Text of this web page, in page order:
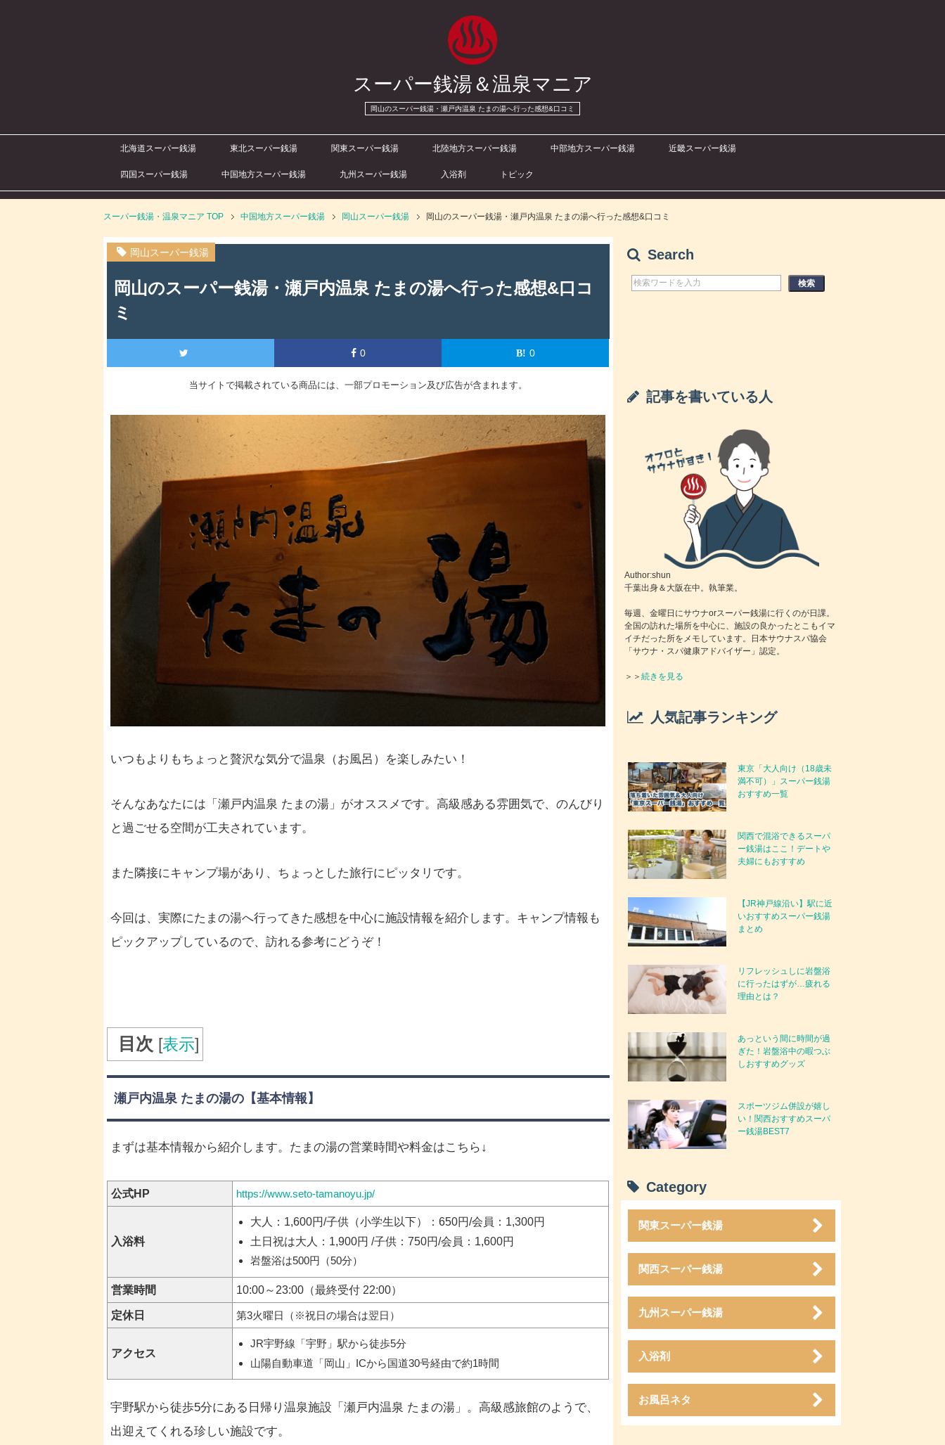
スーパー銭湯＆温泉マニア
岡山のスーパー銭湯・瀬戸内温泉 たまの湯へ行った感想&口コミ
北海道スーパー銭湯 東北スーパー銭湯 関東スーパー銭湯 北陸地方スーパー銭湯 中部地方スーパー銭湯 近畿スーパー銭湯
四国スーパー銭湯 中国地方スーパー銭湯 九州スーパー銭湯 入浴剤 トピック
スーパー銭湯・温泉マニア TOP 中国地方スーパー銭湯 岡山スーパー銭湯 岡山のスーパー銭湯・瀬戸内温泉 たまの湯へ行った感想&口コミ
岡山スーパー銭湯
岡山のスーパー銭湯・瀬戸内温泉 たまの湯へ行った感想&口コ
ミ
0 0
当サイトで掲載されている商品には、一部プロモーション及び広告が含まれます。
いつもよりもちょっと贅沢な気分で温泉（お風呂）を楽しみたい！
そんなあなたには「瀬戸内温泉 たまの湯」がオススメです。高級感ある雰囲気で、のんびり
と過ごせる空間が工夫されています。
また隣接にキャンプ場があり、ちょっとした旅行にピッタリです。
今回は、実際にたまの湯へ行ってきた感想を中心に施設情報を紹介します。キャンプ情報も
ピックアップしているので、訪れる参考にどうぞ！
目次 [表示]
瀬戸内温泉 たまの湯の【基本情報】
まずは基本情報から紹介します。たまの湯の営業時間や料金はこちら↓
公式HP https://www.seto-tamanoyu.jp/
入浴料
大人：1,600円/子供（小学生以下）：650円/会員：1,300円
土日祝は大人：1,900円 /子供：750円/会員：1,600円
岩盤浴は500円（50分）
営業時間 10:00～23:00（最終受付 22:00）
定休日 第3火曜日（※祝日の場合は翌日）
アクセス
JR宇野線「宇野」駅から徒歩5分
山陽自動車道「岡山」ICから国道30号経由で約1時間
宇野駅から徒歩5分にある日帰り温泉施設「瀬戸内温泉 たまの湯」。高級感旅館のようで、
出迎えてくれる珍しい施設です。
Search
記事を書いている人
Author:shun
千葉出身＆大阪在中。執筆業。
毎週、金曜日にサウナorスーパー銭湯に行くのが日課。
全国の訪れた場所を中心に、施設の良かったとこもイマ
イチだった所をメモしています。日本サウナスパ協会
「サウナ・スパ健康アドバイザー」認定。
＞＞ 続きを見る
人気記事ランキング
東京「大人向け（18歳未
満不可）」スーパー銭湯
おすすめ一覧
関西で混浴できるスーパ
ー銭湯はここ！デートや
夫婦にもおすすめ
【JR神戸線沿い】駅に近
いおすすめスーパー銭湯
まとめ
リフレッシュしに岩盤浴
に行ったはずが…疲れる
理由とは？
あっという間に時間が過
ぎた！岩盤浴中の暇つぶ
しおすすめグッズ
スポーツジム併設が嬉し
い！関西おすすめスーパ
ー銭湯BEST7
Category
関東スーパー銭湯
関西スーパー銭湯
九州スーパー銭湯
入浴剤
お風呂ネタ